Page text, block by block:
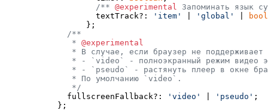
/** @experimental Запоминать язык
          textTrack?:
'item' 'global'
        };
/**
     *
@experimental
* В случае, если браузер не
* - `video` - полноэкранный режим видео
* - `pseudo` - растянуть плеер в окне
     * По умолчанию `video`.
     */
fullscreenFallback?:
'video' 'pseudo' ;
  };